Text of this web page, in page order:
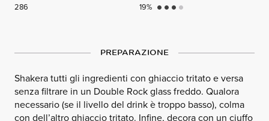
286 19% circle circle circle circle
PREPARAZIONE
Shakera tutti gli ingredienti con ghiaccio tritato e versa
senza filtrare in un Double Rock glass freddo. Qualora
necessario (se il livello del drink è troppo basso), colma
con dell’altro ghiaccio tritato. Infine, decora con un ciuffo